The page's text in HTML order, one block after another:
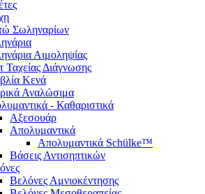
Σωληναρίων
Αιμοληψίας
Ταχείας Διάγνωσης
Κενά
Αναλώσιμα
- Καθαριστικά
Αξεσουάρ
Απολυμαντικά
Απολυμαντικά Schülke™
Βάσεις Αντισηπτικών
Βελόνες Αμνιοκέντησης